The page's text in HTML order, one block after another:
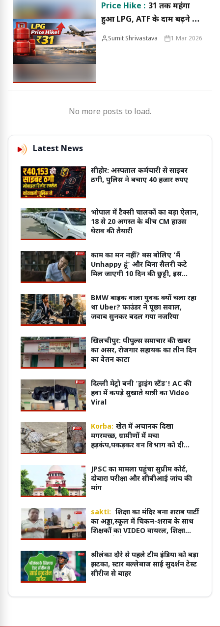
Price Hike : ₹31 तक महंगा
हुआ LPG, ATF के दाम बढ़ने से
हवाई सफर भी होगा महंगा!
Sumit Shrivastava 1 Mar 2026
No more posts to load.
Latest News
सीहोर: अस्पताल कर्मचारी से साइबर
ठगी, पुलिस ने बचाए 40 हजार रुपए
भोपाल में टैक्सी चालकों का बड़ा ऐलान,
18 से 20 अगस्त के बीच CM हाउस
घेराव की तैयारी
काम का मन नहीं? बस बोलिए ‘मैं
Unhappy हूं’ और बिना सैलरी कटे
मिल जाएगी 10 दिन की छुट्टी, इस
BMW बाइक वाला युवक क्यों चला रहा
था Uber? फाउंडर ने पूछा सवाल,
जवाब सुनकर बदल गया नजरिया
खिलचीपुर: पीपुल्स समाचार की खबर
का असर, रोजगार सहायक का तीन दिन
का वेतन काटा
दिल्ली मेट्रो बनी ‘ड्राइंग स्टैंड’! AC की
हवा में कपड़े सुखाते यात्री का Video
Viral
Korba: खेत में अचानक दिखा
मगरमच्छ, ग्रामीणों में मचा
हड़कंप,पकड़कर वन विभाग को दी
JPSC का मामला पहुंचा सुप्रीम कोर्ट,
दोबारा परीक्षा और सीबीआई जांच की
मांग
sakti: शिक्षा का मंदिर बना शराब पार्टी
का अड्डा,स्कूल में चिकन-शराब के साथ
शिक्षकों का VIDEO वायरल, शिक्षा
श्रीलंका दौरे से पहले टीम इंडिया को बड़ा
झटका, स्टार बल्लेबाज साई सुदर्शन टेस्ट
सीरीज से बाहर